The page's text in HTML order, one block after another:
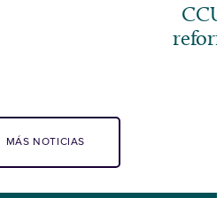
MÁS NOTICIAS